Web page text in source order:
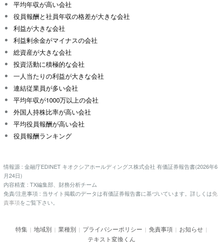
平均年収が高い会社
役員報酬と社員年収の格差が大きな会社
利益が大きな会社
利益剰余金がマイナスの会社
総資産が大きな会社
投資活動に積極的な会社
一人当たりの利益が大きな会社
連結従業員が多い会社
平均年収が1000万以上の会社
外国人持株比率が高い会社
平均役員報酬が高い会社
役員報酬ランキング
情報源 : 金融庁EDINET キオクシアホールディングス株式会社 有価証券報告書(2026年6
月24日)
内容精査 : TX編集部、財務分析チーム
免責/注意事項 : 当サイト掲載のデータは有価証券報告書に基づいています。詳しくは免
責事項をご覧下さい。
特集 | 地域別 | 業種別 | プライバシーポリシー | 免責事項 | お知らせ |
テキスト変換くん